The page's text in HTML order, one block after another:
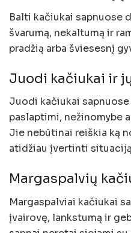
Balti kačiukai sapnuose
švarumą, nekaltumą ir
pradžią arba šviesesnį
Juodi kačiukai ir
Juodi kačiukai
paslaptimi, nežinomybe
Jie nebūtinai reiškia ką
atidžiau įvertinti
Margaspalvių
Margaspalviai kačiukai
įvairovę, lankstumą ir